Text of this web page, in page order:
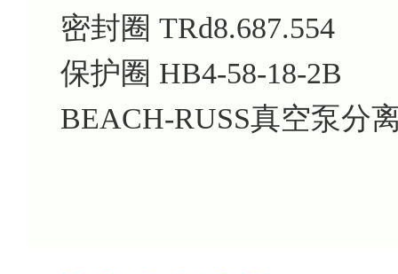
密封圈 TRd8.687.554
保护圈 HB4-58-18-2B
BEACH-RUSS真空泵分